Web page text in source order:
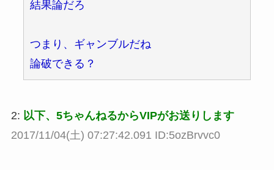
結果論だろ
つまり、ギャンブルだね
論破できる？
2: 以下、5ちゃんねるからVIPがお送りします
2017/11/04(土) 07:27:42.091 ID:5ozBrvvc0